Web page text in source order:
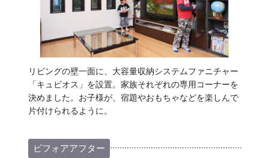
リビングの壁一面に、大容量収納システムファニチャー
「キュビオス」を設置。家族それぞれの専用コーナーを
決めました。お子様が、宿題やおもちゃなどを楽しんで
片付けられるように。
ビフォアアフター